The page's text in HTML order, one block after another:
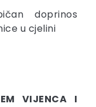
doprinos
u cjelini
VIJENCA I